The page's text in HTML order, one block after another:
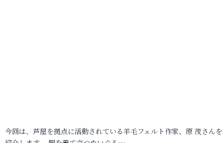
今回は、芦屋を拠点に活動されている羊毛フェルト作家、原 茂さん